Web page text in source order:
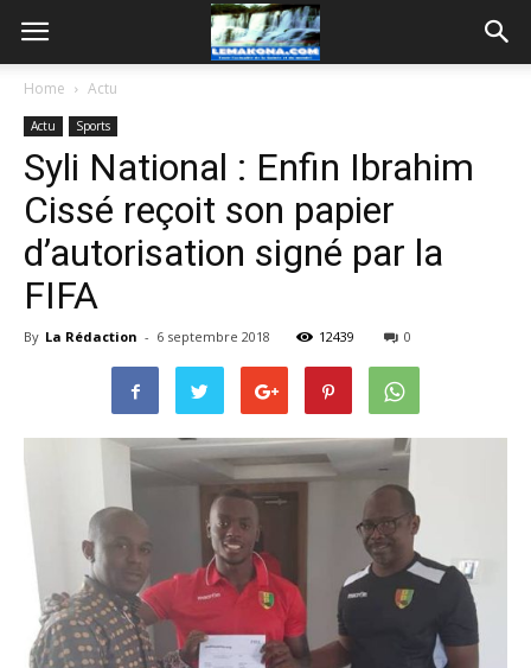
Home Actu
Actu Sports
Syli National : Enfin Ibrahim
Cissé reçoit son papier
d’autorisation signé par la
FIFA
By La Rédaction - 6 septembre 2018 12439 0